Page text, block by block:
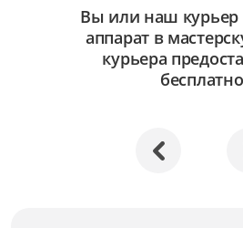
Вы или наш курьер
аппарат в
курьера